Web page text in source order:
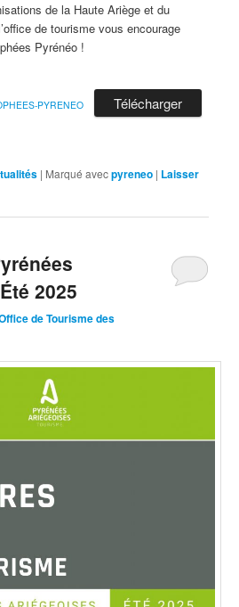
de la Haute Ariège et du
de tourisme vous encourage
Pyrénéo !
PYRENEO Télécharger
| Marqué avecpyreneo | Laisser
2025
de Tourisme des